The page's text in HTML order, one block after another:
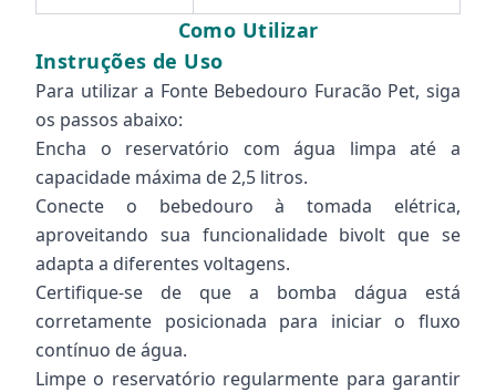
Como Utilizar
Instruções de Uso
Para utilizar a Fonte Bebedouro Furacão Pet, siga
os passos abaixo:
Encha o reservatório com água limpa até a
capacidade máxima de 2,5 litros.
Conecte o bebedouro à tomada elétrica,
aproveitando sua funcionalidade bivolt que se
adapta a diferentes voltagens.
Certifique-se de que a bomba dágua está
corretamente posicionada para iniciar o fluxo
contínuo de água.
Limpe o reservatório regularmente para garantir